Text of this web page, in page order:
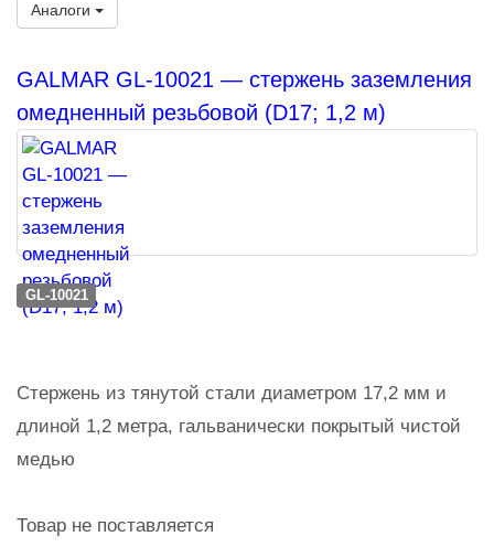
Аналоги
GALMAR GL-10021 — стержень заземления
омедненный резьбовой (D17; 1,2 м)
GL-10021
Стержень из тянутой стали диаметром 17,2 мм и
длиной 1,2 метра, гальванически покрытый чистой
медью
Товар не поставляется